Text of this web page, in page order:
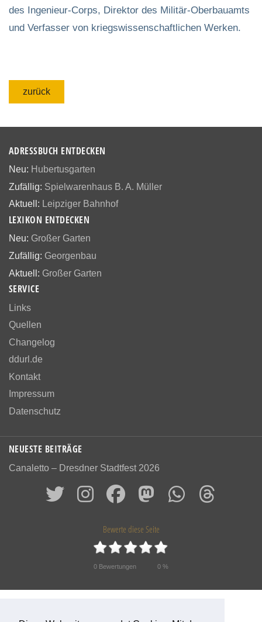
des Ingenieur-Corps, Direktor des Militär-Oberbauamts
und Verfasser von kriegswissenschaftlichen Werken.
zurück
ADRESSBUCH ENTDECKEN
Neu: Hubertusgarten
Zufällig: Spielwarenhaus B. A. Müller
Aktuell: Leipziger Bahnhof
LEXIKON ENTDECKEN
Neu: Großer Garten
Zufällig: Georgenbau
Aktuell: Großer Garten
SERVICE
Links
Quellen
Changelog
ddurl.de
Kontakt
Impressum
Datenschutz
NEUESTE BEITRÄGE
Canaletto – Dresdner Stadtfest 2026
Bewerte diese Seite
0 Bewertungen 0 %